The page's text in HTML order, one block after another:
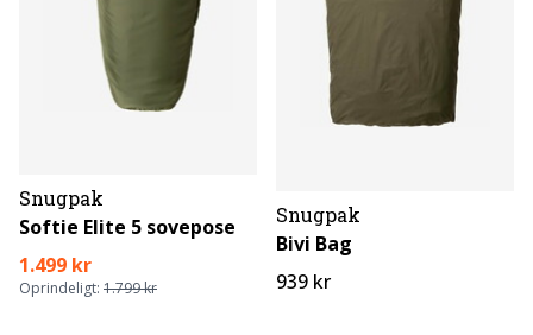
Snugpak
Softie Elite 5 sovepose
1.499 kr
Oprindeligt: 1.799 kr
Snugpak
Bivi Bag
939 kr